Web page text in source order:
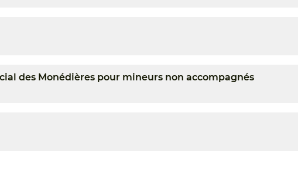
des Monédières pour mineurs non accompagnés